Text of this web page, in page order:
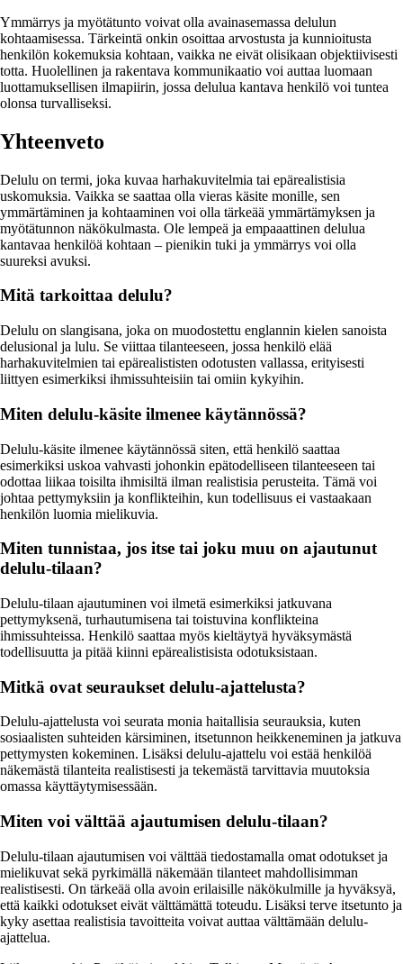
Ymmärrys ja myötätunto voivat olla avainasemassa delulun
kohtaamisessa. Tärkeintä onkin osoittaa arvostusta ja kunnioitusta
henkilön kokemuksia kohtaan, vaikka ne eivät olisikaan objektiivisesti
totta. Huolellinen ja rakentava kommunikaatio voi auttaa luomaan
luottamuksellisen ilmapiirin, jossa delulua kantava henkilö voi tuntea
olonsa turvalliseksi.
Yhteenveto
Delulu on termi, joka kuvaa harhakuvitelmia tai epärealistisia
uskomuksia. Vaikka se saattaa olla vieras käsite monille, sen
ymmärtäminen ja kohtaaminen voi olla tärkeää ymmärtämyksen ja
myötätunnon näkökulmasta. Ole lempeä ja empaaattinen delulua
kantavaa henkilöä kohtaan – pienikin tuki ja ymmärrys voi olla
suureksi avuksi.
Mitä tarkoittaa delulu?
Delulu on slangisana, joka on muodostettu englannin kielen sanoista
delusional ja lulu. Se viittaa tilanteeseen, jossa henkilö elää
harhakuvitelmien tai epärealististen odotusten vallassa, erityisesti
liittyen esimerkiksi ihmissuhteisiin tai omiin kykyihin.
Miten delulu-käsite ilmenee käytännössä?
Delulu-käsite ilmenee käytännössä siten, että henkilö saattaa
esimerkiksi uskoa vahvasti johonkin epätodelliseen tilanteeseen tai
odottaa liikaa toisilta ihmisiltä ilman realistisia perusteita. Tämä voi
johtaa pettymyksiin ja konflikteihin, kun todellisuus ei vastaakaan
henkilön luomia mielikuvia.
Miten tunnistaa, jos itse tai joku muu on ajautunut
delulu-tilaan?
Delulu-tilaan ajautuminen voi ilmetä esimerkiksi jatkuvana
pettymyksenä, turhautumisena tai toistuvina konflikteina
ihmissuhteissa. Henkilö saattaa myös kieltäytyä hyväksymästä
todellisuutta ja pitää kiinni epärealistisista odotuksistaan.
Mitkä ovat seuraukset delulu-ajattelusta?
Delulu-ajattelusta voi seurata monia haitallisia seurauksia, kuten
sosiaalisten suhteiden kärsiminen, itsetunnon heikkeneminen ja jatkuva
pettymysten kokeminen. Lisäksi delulu-ajattelu voi estää henkilöä
näkemästä tilanteita realistisesti ja tekemästä tarvittavia muutoksia
omassa käyttäytymisessään.
Miten voi välttää ajautumisen delulu-tilaan?
Delulu-tilaan ajautumisen voi välttää tiedostamalla omat odotukset ja
mielikuvat sekä pyrkimällä näkemään tilanteet mahdollisimman
realistisesti. On tärkeää olla avoin erilaisille näkökulmille ja hyväksyä,
että kaikki odotukset eivät välttämättä toteudu. Lisäksi terve itsetunto ja
kyky asettaa realistisia tavoitteita voivat auttaa välttämään delulu-
ajattelua.